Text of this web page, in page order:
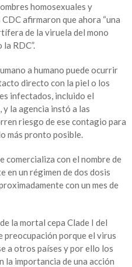
homosexuales y
afirmaron que ahora “una
de la viruela del mono
RDC”.
a humano puede ocurrir
directo con la piel o los
infectados, incluido el
la agencia instó a las
riesgo de ese contagio para
más pronto posible.
comercializa con el nombre de
en un régimen de dos dosis
con un mes de
la mortal cepa Clade I del
preocupación porque el virus
a otros países y por ello los
la importancia de una acción